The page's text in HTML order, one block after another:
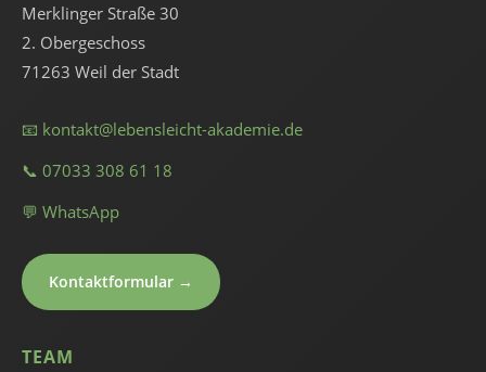
Merklinger Straße 30
2. Obergeschoss
71263 Weil der Stadt
📧 kontakt@lebensleicht-akademie.de
📞 07033 308 61 18
💬 WhatsApp
Kontaktformular →
TEAM